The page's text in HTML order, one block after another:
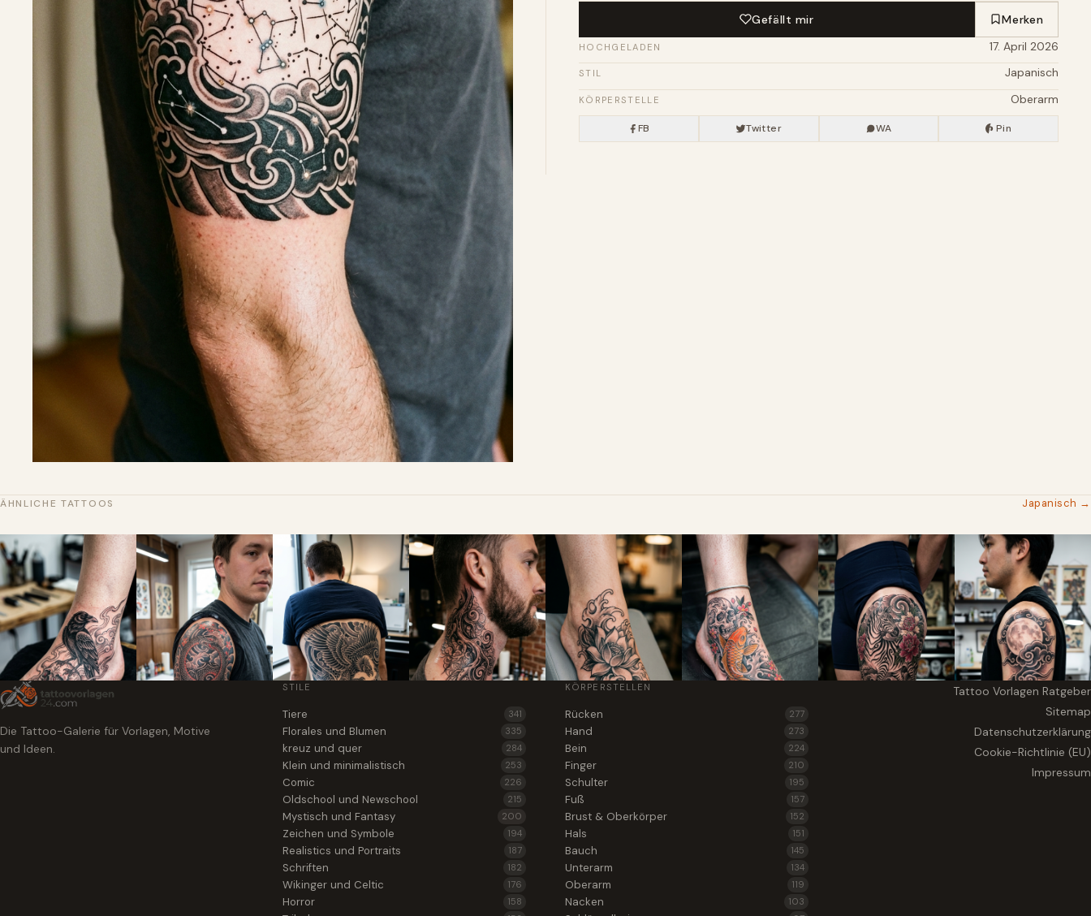
Gefällt mir Merken
HOCHGELADEN 17. April 2026
STIL Japanisch
KÖRPERSTELLE Oberarm
FB Twitter WA Pin
ÄHNLICHE TATTOOS Japanisch →
Die Tattoo-Galerie für Vorlagen, Motive
und Ideen.
STILE
Tiere 341
Florales und Blumen 335
kreuz und quer 284
Klein und minimalistisch 253
Comic 226
Oldschool und Newschool 215
Mystisch und Fantasy 200
Zeichen und Symbole 194
Realistics und Portraits 187
Schriften 182
Wikinger und Celtic 176
Horror 158
KÖRPERSTELLEN
Rücken 277
Hand 273
Bein 224
Finger 210
Schulter 195
Fuß 157
Brust & Oberkörper 152
Hals 151
Bauch 145
Unterarm 134
Oberarm 119
Nacken 103
Tattoo Vorlagen Ratgeber
Sitemap
Datenschutzerklärung
Cookie-Richtlinie (EU)
Impressum